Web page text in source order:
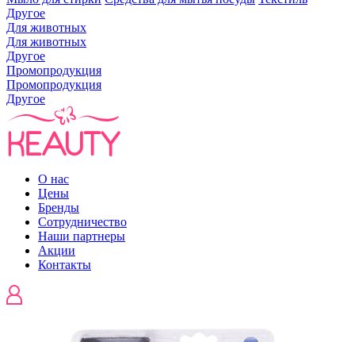
Другое
Для животных
Для животных
Другое
Промопродукция
Промопродукция
Другое
О нас
Цены
Бренды
Сотрудничество
Наши партнеры
Акции
Контакты